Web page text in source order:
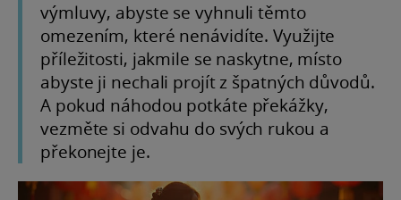
výmluvy, abyste se vyhnuli těmto
omezením, které nenávidíte. Využijte
příležitosti, jakmile se naskytne, místo
abyste ji nechali projít z špatných důvodů.
A pokud náhodou potkáte překážky,
vezměte si odvahu do svých rukou a
překonejte je.